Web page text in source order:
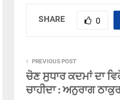
SHARE 0
PREVIOUS POST
ਚੋਣ ਸੁਧਾਰ ਕਦਮਾਂ ਦਾ
ਚਾਹੀਦਾ : ਅਨੁਰਾਗ